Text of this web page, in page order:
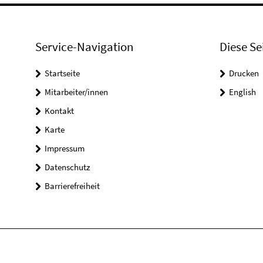
Service-Navigation
Startseite
Mitarbeiter/innen
Kontakt
Karte
Impressum
Datenschutz
Barrierefreiheit
Diese
Drucken
English